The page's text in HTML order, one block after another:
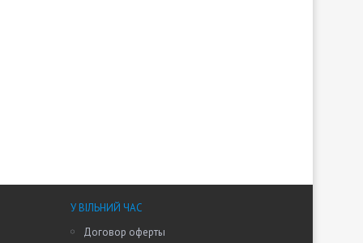
У ВІЛЬНИЙ ЧАС
Договор оферты